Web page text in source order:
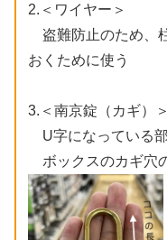
2.＜ワイヤー＞
盗難防止のため、
おくために使う
3.＜南京錠（カギ）＞
U字になっている
ボックスのカギ穴